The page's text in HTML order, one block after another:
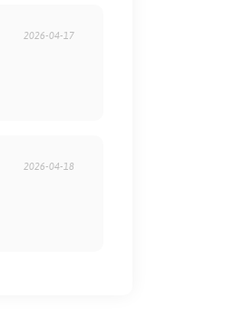
2026-04-17
2026-04-18